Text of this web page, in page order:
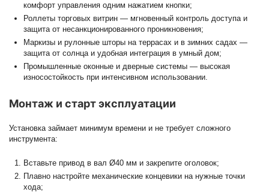
комфорт управления одним нажатием кнопки;
Роллеты торговых витрин — мгновенный контроль доступа и
защита от несанкционированного проникновения;
Маркизы и рулонные шторы на террасах и в зимних садах —
защита от солнца и удобная интеграция в умный дом;
Промышленные оконные и дверные системы — высокая
износостойкость при интенсивном использовании.
Монтаж и старт эксплуатации
Установка займает минимум времени и не требует сложного
инструмента:
Вставьте привод в вал Ø40 мм и закрепите оголовок;
Плавно настройте механические концевики на нужные точки
хода;